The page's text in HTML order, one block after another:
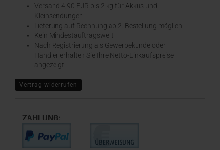
Versand 4,90 EUR bis 2 kg für Akkus und
Kleinsendungen
​Lieferung auf Rechnung ab 2. Bestellung möglich
Kein Mindestauftragswert
Nach Registrierung als Gewerbekunde oder
Händler erhalten Sie Ihre Netto-Einkaufspreise
angezeigt.
Vertrag widerrufen
ZAHLUNG: